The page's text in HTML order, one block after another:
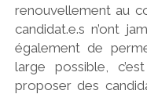
renouvellement au
candidat.e.s n’ont
également de
large possible,
proposer des